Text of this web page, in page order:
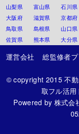
山梨県
富山県 石川県
大阪府
滋賀県 京都府
鳥取県
島根県 山口県
佐賀県
熊本県 大分県
運営会社 総監修者
© copyright 2015不
取フル活用
Powered by 株式会